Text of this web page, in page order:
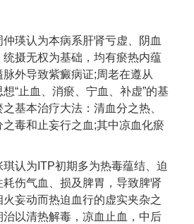
仲瑛认为本病系肝肾亏虚、阴血
摄无权为基础，均有瘀热内蕴
外导致紫癜病证;周老在遵从
想“止血、消瘀、宁血、补虚”的基
基本治疗大法：清血分之热、
毒和止妄行之血;其中凉血化瘀
琪认为ITP初期多为热毒蕴结、迫
伤气血、损及脾胃，导致脾肾
妄动而热迫血行的虚实夹杂之
以清热解毒，凉血止血，中后